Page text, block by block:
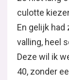
culotte
En gelijk
valling, heel
Deze wil ik
40, zonder